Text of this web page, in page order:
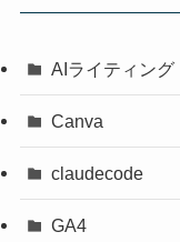
AIライティング
Canva
claudecode
GA4